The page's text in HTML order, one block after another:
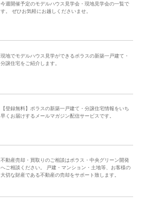
今週開催予定のモデルハウス見学会・現地見学会の一覧で
す。 ぜひお気軽にお越しくださいませ。
現地でモデルハウス見学ができるポラスの新築一戸建て・
分譲住宅をご紹介します。
【登録無料】ポラスの新築一戸建て・分譲住宅情報をいち
早くお届けするメールマガジン配信サービスです。
不動産売却・買取りのご相談はポラス・中央グリーン開発
へご相談ください。 戸建・マンション・土地等、お客様の
大切な財産である不動産の売却をサポート致します。